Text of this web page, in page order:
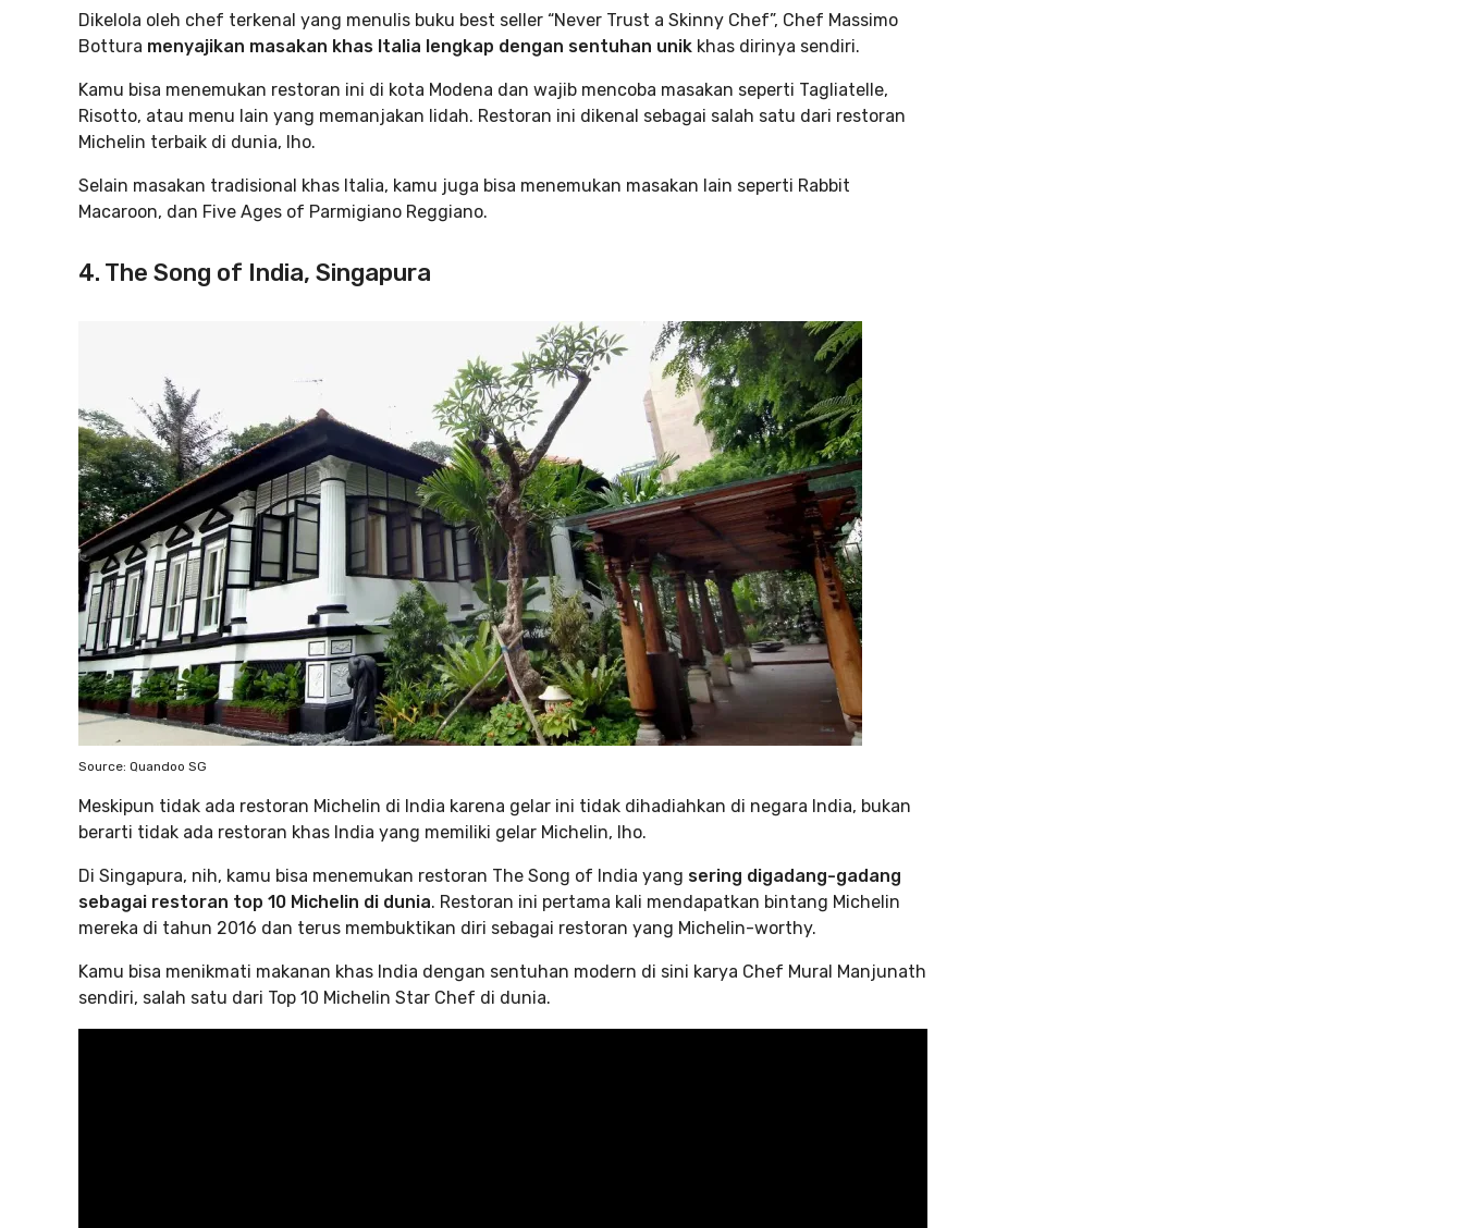
Dikelola oleh chef terkenal yang menulis buku best seller “Never Trust a Skinny Chef”, Chef Massimo
Bottura menyajikan masakan khas Italia lengkap dengan sentuhan unik khas dirinya sendiri.
Kamu bisa menemukan restoran ini di kota Modena dan wajib mencoba masakan seperti Tagliatelle,
Risotto, atau menu lain yang memanjakan lidah. Restoran ini dikenal sebagai salah satu dari restoran
Michelin terbaik di dunia, lho.
Selain masakan tradisional khas Italia, kamu juga bisa menemukan masakan lain seperti Rabbit
Macaroon, dan Five Ages of Parmigiano Reggiano.
4. The Song of India, Singapura
Source: Quandoo SG
Meskipun tidak ada restoran Michelin di India karena gelar ini tidak dihadiahkan di negara India, bukan
berarti tidak ada restoran khas India yang memiliki gelar Michelin, lho.
Di Singapura, nih, kamu bisa menemukan restoran The Song of India yang sering digadang-gadang
sebagai restoran top 10 Michelin di dunia. Restoran ini pertama kali mendapatkan bintang Michelin
mereka di tahun 2016 dan terus membuktikan diri sebagai restoran yang Michelin-worthy.
Kamu bisa menikmati makanan khas India dengan sentuhan modern di sini karya Chef Mural Manjunath
sendiri, salah satu dari Top 10 Michelin Star Chef di dunia.